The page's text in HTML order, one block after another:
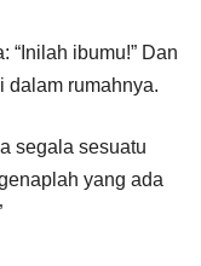
“Inilah ibumu!” Dan
dalam rumahnya.
segala sesuatu
yang ada